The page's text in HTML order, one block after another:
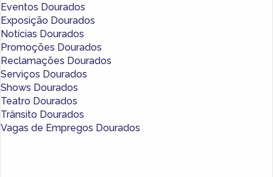
Eventos Dourados
Exposição Dourados
Notícias Dourados
Promoções Dourados
Reclamações Dourados
Serviços Dourados
Shows Dourados
Teatro Dourados
Trânsito Dourados
Vagas de Empregos Dourados